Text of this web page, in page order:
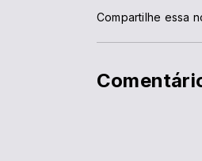
Compartilhe essa